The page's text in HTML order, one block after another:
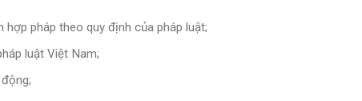
pháp theo quy định của pháp luật;
luật Việt Nam;